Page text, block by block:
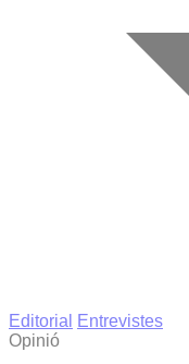
Editorial
Entrevistes
Opinió